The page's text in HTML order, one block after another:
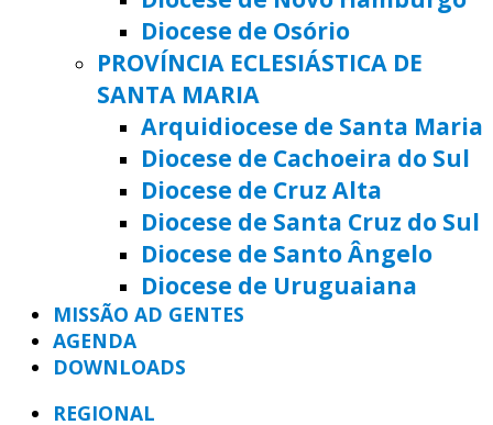
Diocese de Osório
PROVÍNCIA ECLESIÁSTICA DE
SANTA MARIA
Arquidiocese de Santa Maria
Diocese de Cachoeira do Sul
Diocese de Cruz Alta
Diocese de Santa Cruz do Sul
Diocese de Santo Ângelo
Diocese de Uruguaiana
MISSÃO AD GENTES
AGENDA
DOWNLOADS
REGIONAL